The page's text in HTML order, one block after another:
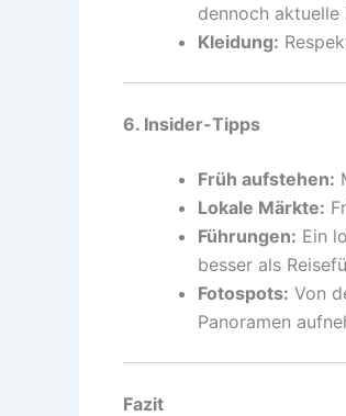
dennoch aktuelle
Kleidung:
6. Insider-Tipps
Früh aufstehen:
Lokale Märkte:
Führungen: Ein
besser als
Fotospots: Von
Panoramen
Fazit